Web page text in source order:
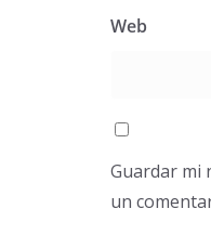
Web
Guardar mi
un